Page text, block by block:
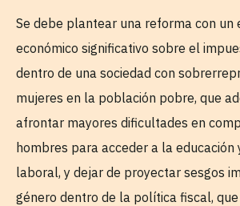
Se debe plantear una reforma con un
económico significativo sobre el
dentro de una sociedad con
mujeres en la población pobre, que
afrontar mayores dificultades en
hombres para acceder a la educación
laboral, y dejar de proyectar sesgos
género dentro de la política fiscal, que